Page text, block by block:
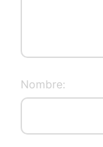
Nombre: